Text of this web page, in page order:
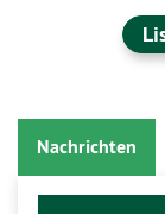
Nachrichten